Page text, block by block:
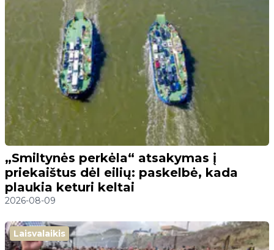
„Smiltynės perkėla“ atsakymas į
priekaištus dėl eilių: paskelbė, kada
plaukia keturi keltai
2026-08-09
Laisvalaikis